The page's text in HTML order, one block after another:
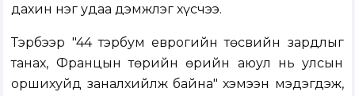
дахин нэг удаа дэмжлэг хүсчээ.
Тэрбээр "44 тэрбум еврогийн төсвийн зардлыг
танах, Францын төрийн өрийн аюул нь улсын
оршихуйд заналхийлж байна" хэмээн мэдэгдэж,